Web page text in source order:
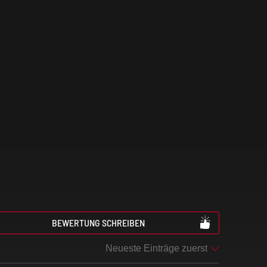
BEWERTUNG SCHREIBEN